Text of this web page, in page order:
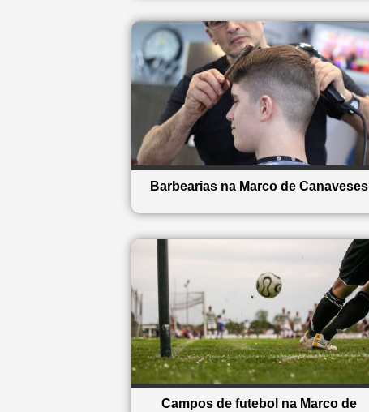
Barbearias na Marco de Canaveses
Campos de futebol na Marco de